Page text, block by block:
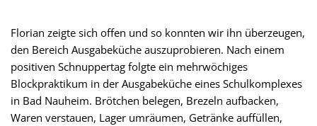
Florian zeigte sich offen und so konnten wir ihn überzeugen,
den Bereich Ausgabeküche auszuprobieren. Nach einem
positiven Schnuppertag folgte ein mehrwöchiges
Blockpraktikum in der Ausgabeküche eines Schulkomplexes
in Bad Nauheim. Brötchen belegen, Brezeln aufbacken,
Waren verstauen, Lager umräumen, Getränke auffüllen,